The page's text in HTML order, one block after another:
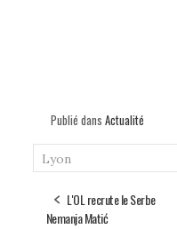
Publié dans Actualité
Lyon
L'OL recrute le Serbe
Nemanja Matić